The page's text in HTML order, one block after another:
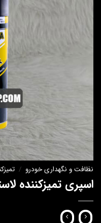
نظافت و نگهداری خودرو /
اسپری تمیزکننده